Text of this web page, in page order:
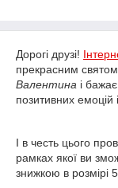
Дорогі друзі!
прекрасним святом
Валентина і
позитивних емоцій
І в честь цього
рамках якої ви
знижкою в розмірі